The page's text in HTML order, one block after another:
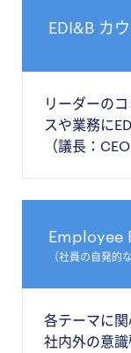
EDI&B カ
リーダーの
スや業務に
（議長：
Employee
（社員の自発的
各テーマに関
社内外の意